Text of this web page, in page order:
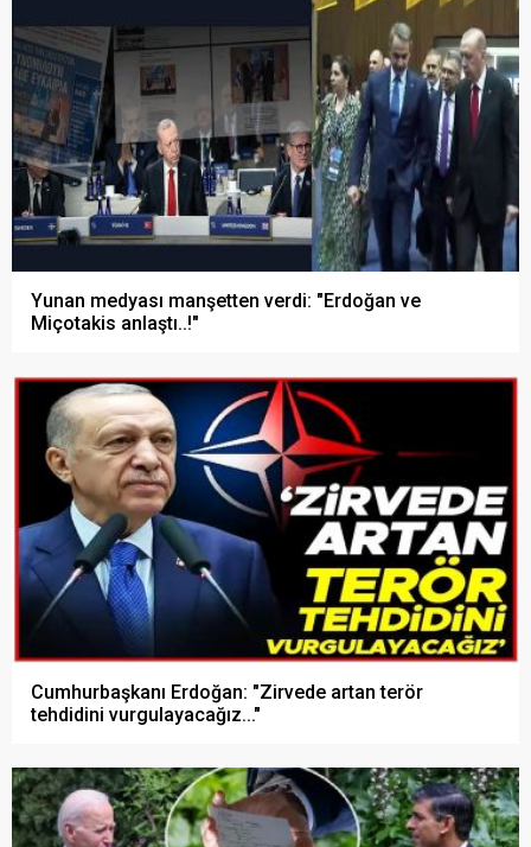
Yunan medyası manşetten verdi: "Erdoğan ve
Miçotakis anlaştı..!"
Cumhurbaşkanı Erdoğan: "Zirvede artan terör
tehdidini vurgulayacağız..."